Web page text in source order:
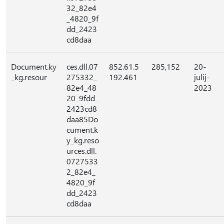
32_82e4
_4820_9f
dd_2423
cd8daa
Document.ky
_kg.resour
ces.dll.07
275332_
82e4_48
20_9fdd_
2423cd8
daa85Do
cument.k
y_kg.reso
urces.dll.
0727533
2_82e4_
4820_9f
dd_2423
cd8daa
852.61.5
192.461
285,152
20-
julij-
2023